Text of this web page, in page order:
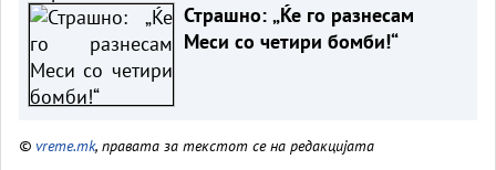
Страшно: „Ќе го разнесам
Меси со четири бомби!“
© vreme.mk, правата за текстот се на редакцијата